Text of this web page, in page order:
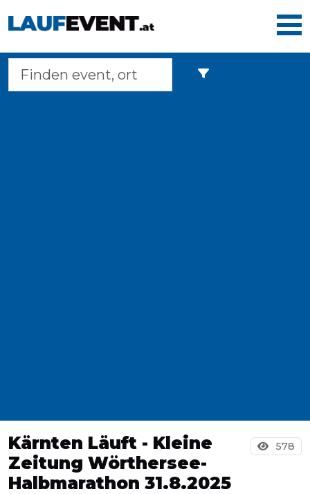
Home
Wien
Kärnten Läuft - Kleine
Zeitung Wörthersee-
Halbmarathon 31.8.2025
578